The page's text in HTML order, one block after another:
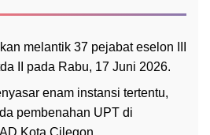
melantik 37 pejabat eselon III
II pada Rabu, 17 Juni 2026.
enam instansi tertentu,
pembenahan UPT di